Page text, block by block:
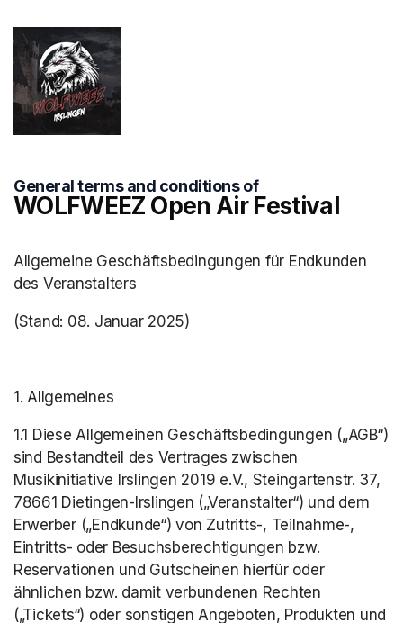
General terms and conditions of
WOLFWEEZ Open Air Festival
Allgemeine Geschäftsbedingungen für Endkunden
des Veranstalters
(Stand: 08. Januar 2025)
1. Allgemeines
1.1 Diese Allgemeinen Geschäftsbedingungen („AGB“)
sind Bestandteil des Vertrages zwischen
Musikinitiative Irslingen 2019 e.V., Steingartenstr. 37,
78661 Dietingen-Irslingen („Veranstalter“) und dem
Erwerber („Endkunde“) von Zutritts-, Teilnahme-,
Eintritts- oder Besuchsberechtigungen bzw.
Reservationen und Gutscheinen hierfür oder
ähnlichen bzw. damit verbundenen Rechten
(„Tickets“) oder sonstigen Angeboten, Produkten und